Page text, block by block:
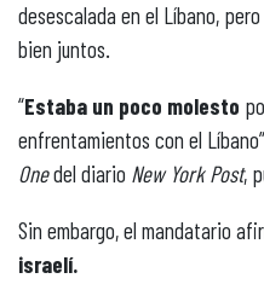
desescalada en el Líbano,
bien juntos.
“Estaba un poco molesto
enfrentamientos con el
Onedel diario New York Post,
Sin embargo, el mandatario
israelí.